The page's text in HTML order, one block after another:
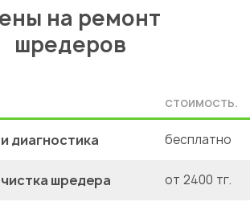
на ремонт
шредеров
СТОИМОСТЬ.
диагностика бесплатно
шредера от 2400 тг.